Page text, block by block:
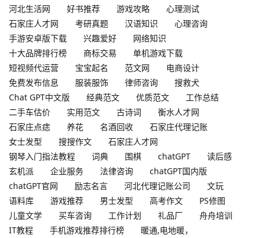
河北生活网
好书推荐 游戏攻略
心理测试
石家庄人才网
考研真题 汉语知识
心理咨询
手游安卓版下载
兴趣爱好
网络知识
十大品牌排行榜
商标交易
单机游戏下载
短视频代运营
宝宝起名 范文网
电商设计
免费发布信息
服装服饰 律师咨询
搜救犬
Chat GPT中文版
经典范文 优质范文
工作总结
二手车估价
实用范文 古诗词
衡水人才网
石家庄点痣
养花 名酒回收
石家庄代理记账
女士发型
搜搜作文
石家庄人才网
钢琴入门指法教程
词典 围棋 chatGPT
读后感
玄机派
企业服务 法律咨询
chatGPT国内版
chatGPT官网
励志名言 河北代理记账公司
文玩
语料库
游戏推荐 男士发型 高考作文
PS修图
儿童文学
买车咨询 工作计划 礼品厂
舟舟培训
IT教程
手机游戏推荐排行榜
暖通,电地暖，